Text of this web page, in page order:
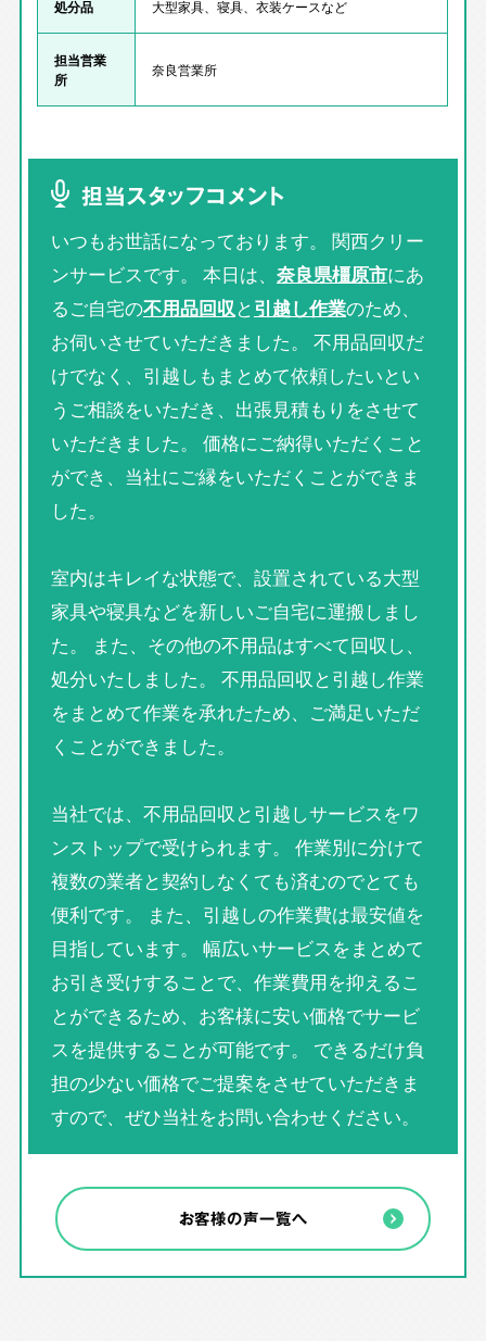
処分品 大型家具、寝具、衣装ケースなど
担当営業
所
奈良営業所
担当スタッフコメント
いつもお世話になっております。 関西クリー
ンサービスです。 本日は、 奈良県橿原市にあ
るご自宅の不用品回収と引越し作業のため、
お伺いさせていただきました。 不用品回収だ
けでなく、引越しもまとめて依頼したいとい
うご相談をいただき、出張見積もりをさせて
いただきました。 価格にご納得いただくこと
ができ、当社にご縁をいただくことができま
した。
室内はキレイな状態で、設置されている大型
家具や寝具などを新しいご自宅に運搬しまし
た。 また、その他の不用品はすべて回収し、
処分いたしました。 不用品回収と引越し作業
をまとめて作業を承れたため、ご満足いただ
くことができました。
当社では、不用品回収と引越しサービスをワ
ンストップで受けられます。 作業別に分けて
複数の業者と契約しなくても済むのでとても
便利です。 また、引越しの作業費は最安値を
目指しています。 幅広いサービスをまとめて
お引き受けすることで、作業費用を抑えるこ
とができるため、お客様に安い価格でサービ
スを提供することが可能です。 できるだけ負
担の少ない価格でご提案をさせていただきま
すので、ぜひ当社をお問い合わせください。
お客様の声一覧へ